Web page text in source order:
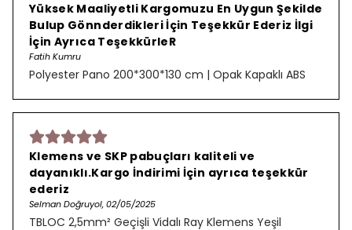
Yüksek Maaliyetli Kargomuzu En Uygun Şekilde
Bulup Gönnderdikleri İçin Teşekkür Ederiz İlgi
İçin Ayrıca TeşekkürleR
Fatih Kumru
Polyester Pano 200*300*130 cm | Opak Kapaklı ABS
Klemens ve SKP pabuçları kaliteli ve
dayanıklı.Kargo İndirimi İçin ayrıca teşekkür
ederiz
Selman Doğruyol, 02/05/2025
TBLOC 2,5mm² Geçişli Vidalı Ray Klemens Yeşil